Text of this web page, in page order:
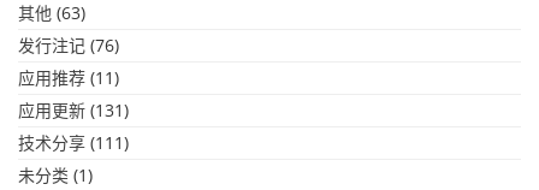
其他 (63)
发行注记 (76)
应用推荐 (11)
应用更新 (131)
技术分享 (111)
未分类 (1)